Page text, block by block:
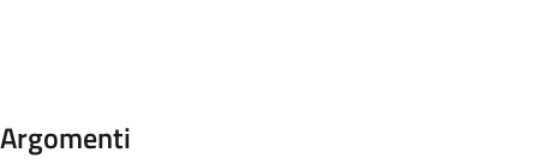
Argomenti